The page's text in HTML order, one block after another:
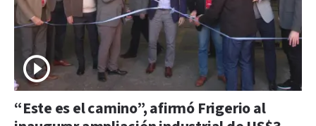
“Este es el camino”, afirmó Frigerio al